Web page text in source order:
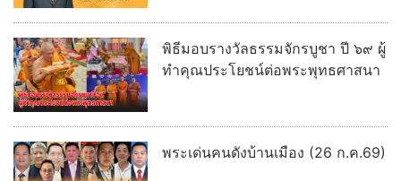
อ่านต่อทั้งหมด
เลขเด็ด ข่าวดัง